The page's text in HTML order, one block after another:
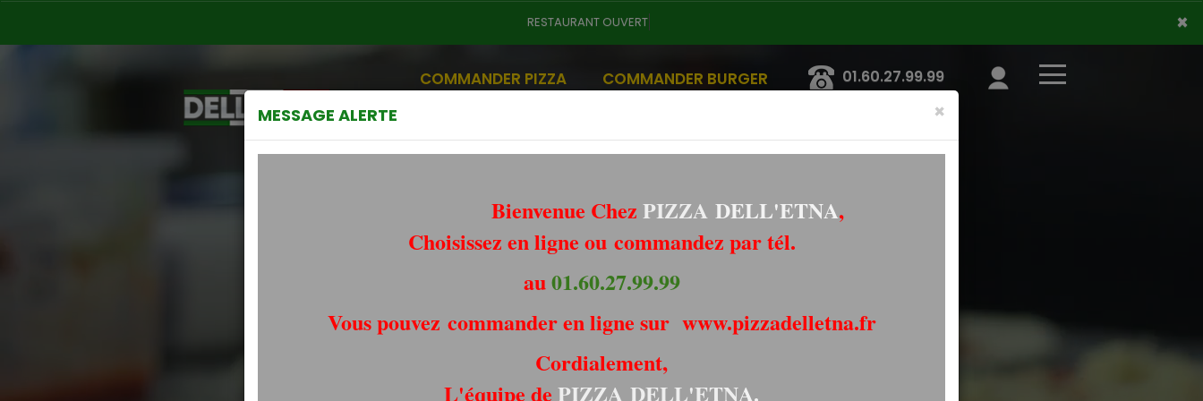
×
Vous
COMMANDER PIZZA COMMANDER BURGER 01.60.27.99.99
×
×
MESSAGE ALERTE